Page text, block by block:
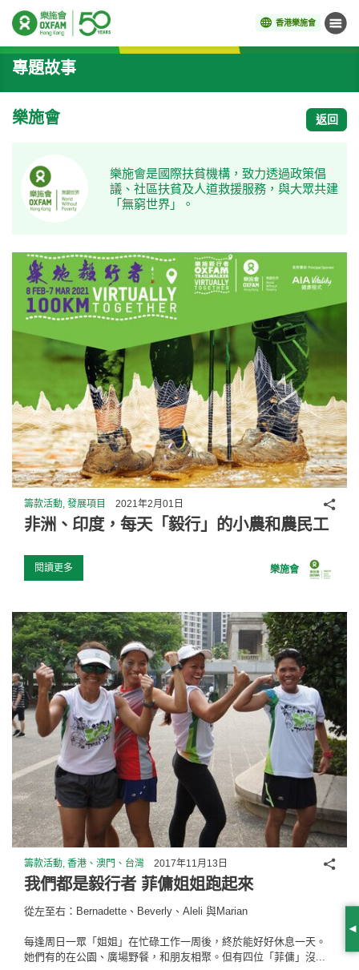
香港樂施會 目錄
開始主要內容
專題故事
樂施會 返回
樂施會是國際扶貧機構，致力透過政策倡
議、社區扶貧及人道救援服務，與大眾共建
「無窮世界」。
籌款活動, 發展項目 2021年2月01日
非洲、印度，每天「毅行」的小農和農民工
閱讀更多 樂施會
分享
籌款活動, 香港、澳門、台灣 2017年11月13日
我們都是毅行者 菲傭姐姐跑起來
從左至右：Bernadette、Beverly、Aleli 與Marian
每逢周日一眾「姐姐」在忙碌工作一周後，終於能好好休息一天。
她們有的在公園、廣場野餐，和朋友相聚。但有四位「菲傭」沒...
分享